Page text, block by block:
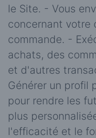
le Site. - Vous
concernant votre
commande. -
achats, des
et d'autres
Générer un profil
pour rendre les
plus
l'efficacité et le